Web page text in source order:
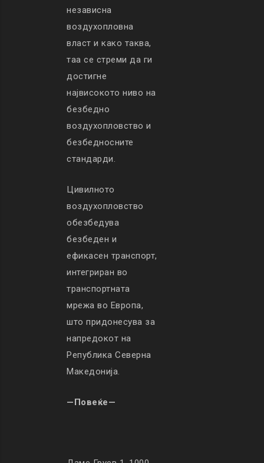
независна
воздухопловна
власт и како таква,
таа се стреми да ги
достигне
највисокото ниво на
безбедно
воздухопловство и
безбедносните
стандарди.
Цивилното
воздухопловство
обезбедува
безбеден и
ефикасен транспорт,
интегриран во
транспортната
мрежа во Европа,
што придонесува за
напредокот на
Република Северна
Македонија.
—Повеќе—